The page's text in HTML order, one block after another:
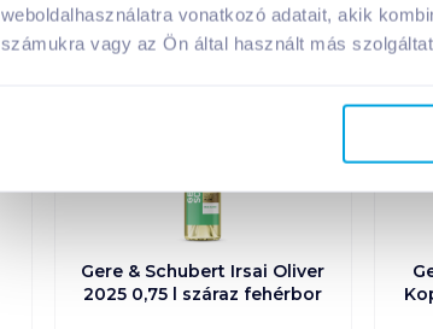
weboldalhasználatra vonatkozó adatait, akik
számukra vagy az Ön által használt más
Gere & Schubert Irsai Oliver
2025 0,75 l száraz fehérbor